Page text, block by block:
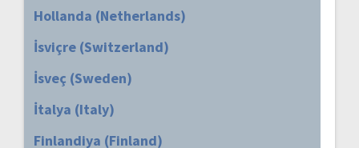
Hollanda (Netherlands)
İsviçre (Switzerland)
İsveç (Sweden)
İtalya (Italy)
Finlandiya (Finland)